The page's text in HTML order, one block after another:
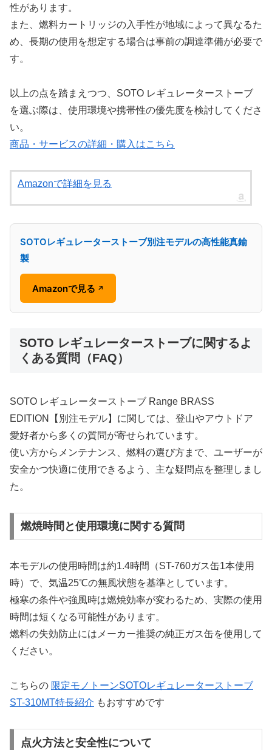
性があります。
また、燃料カートリッジの入手性が地域によって異なるた
め、長期の使用を想定する場合は事前の調達準備が必要で
す。
以上の点を踏まえつつ、SOTO レギュレーターストーブ
を選ぶ際は、使用環境や携帯性の優先度を検討してくださ
い。
商品・サービスの詳細・購入はこちら
Amazonで詳細を見る
SOTOレギュレーターストーブ別注モデルの高性能真鍮
製
Amazonで見る ↗
SOTO レギュレーターストーブに関するよ
くある質問（FAQ）
SOTO レギュレーターストーブ Range BRASS
EDITION【別注モデル】に関しては、登山やアウトドア
愛好者から多くの質問が寄せられています。
使い方からメンテナンス、燃料の選び方まで、ユーザーが
安全かつ快適に使用できるよう、主な疑問点を整理しまし
た。
燃焼時間と使用環境に関する質問
本モデルの使用時間は約1.4時間（ST-760ガス缶1本使用
時）で、気温25℃の無風状態を基準としています。
極寒の条件や強風時は燃焼効率が変わるため、実際の使用
時間は短くなる可能性があります。
燃料の失効防止にはメーカー推奨の純正ガス缶を使用して
ください。
こちらの 限定モノトーンSOTOレギュレーターストーブ
ST-310MT特長紹介 もおすすめです
点火方法と安全性について